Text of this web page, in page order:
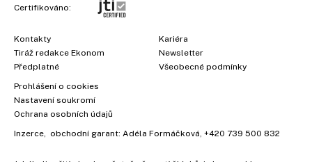
Certifikováno:
Kontakty
Tiráž redakce Ekonom
Předplatné
Kariéra
Newsletter
Všeobecné podmínky
Prohlášení o cookies
Nastavení soukromí
Ochrana osobních údajů
Inzerce, obchodní garant: Adéla Formáčková, +420 739 500 832